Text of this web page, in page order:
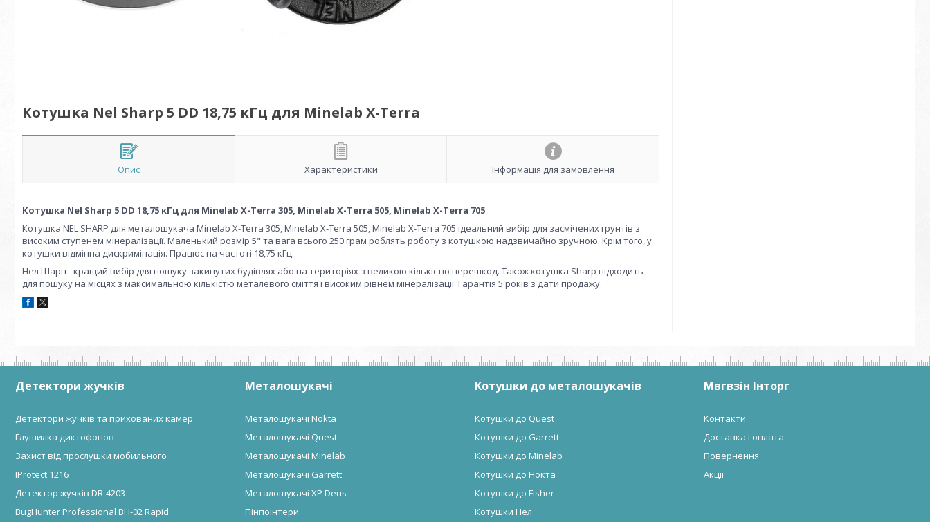
Котушка Nel Sharp 5 DD 18,75 кГц для Minelab X-Terra
Опис Характеристики Інформація для замовлення
Котушка Nel Sharp 5 DD 18,75 кГц для Minelab X-Terra 305, Minelab X-Terra 505, Minelab X-Terra 705
Котушка NEL SHARP для металошукача Minelab X-Terra 305, Minelab X-Terra 505, Minelab X-Terra 705 ідеальний вибір для засмічених грунтів з
високим ступенем мінералізації. Маленький розмір 5" та вага всього 250 грам роблять роботу з котушкою надзвичайно зручною. Крім того, у
котушки відмінна дискримінація. Працює на частоті 18,75 кГц.
Нел Шарп - кращий вибір для пошуку закинутих будівлях або на територіях з великою кількістю перешкод. Також котушка Sharp підходить
для пошуку на місцях з максимальною кількістю металевого сміття і високим рівнем мінералізації. Гарантія 5 років з дати продажу.
Детектори жучків
Детектори жучків та прихованих камер
Глушилка диктофонов
Захист від прослушки мобильного
IProtect 1216
Детектор жучків DR-4203
BugHunter Professional BH-02 Rapid
Металошукачі
Металошукачі Nokta
Металошукачі Quest
Металошукачі Minelab
Металошукачі Garrett
Металошукачі XP Deus
Пінпоінтери
Котушки до металошукачів
Котушки до Quest
Котушки до Garrett
Котушки до Minelab
Котушки до Нокта
Котушки до Fisher
Котушки Нел
Мвгвзін Інторг
Контакти
Доставка і оплата
Повернення
Акції